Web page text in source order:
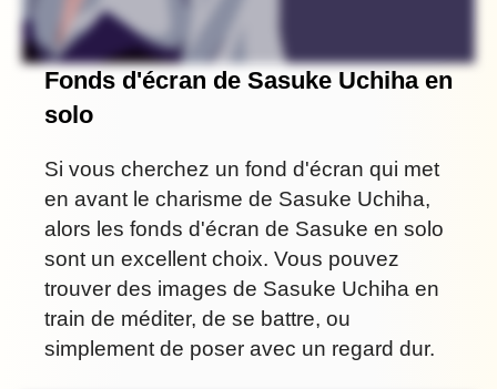
Fonds d'écran de Sasuke Uchiha en
solo
Si vous cherchez un fond d'écran qui met
en avant le charisme de Sasuke Uchiha,
alors les fonds d'écran de Sasuke en solo
sont un excellent choix. Vous pouvez
trouver des images de Sasuke Uchiha en
train de méditer, de se battre, ou
simplement de poser avec un regard dur.